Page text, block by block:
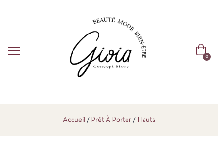
0
Accueil Prêt À Porter Hauts